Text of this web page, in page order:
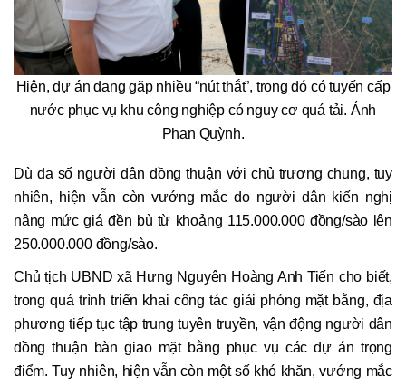
Hiện, dự án đang găp nhiều “nút thắt”, trong đó có tuyến cấp
nước phục vụ khu công nghiệp có nguy cơ quá tải. Ảnh
Phan Quỳnh.
Dù đa số người dân đồng thuận với chủ trương chung, tuy
nhiên, hiện vẫn còn vướng mắc do người dân kiến nghị
nâng mức giá đền bù từ khoảng 115.000.000 đồng/sào lên
250.000.000 đồng/sào.
Chủ tịch UBND xã Hưng Nguyên Hoàng Anh Tiến cho biết,
trong quá trình triển khai công tác giải phóng mặt bằng, địa
phương tiếp tục tập trung tuyên truyền, vận động người dân
đồng thuận bàn giao mặt bằng phục vụ các dự án trọng
điểm. Tuy nhiên, hiện vẫn còn một số khó khăn, vướng mắc